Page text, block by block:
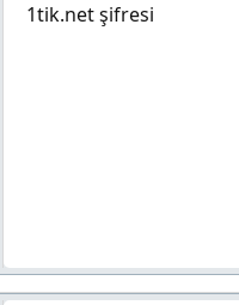
1tik.net şifresi